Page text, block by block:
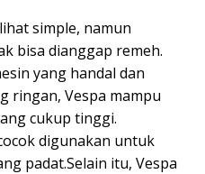
simple, namun
bisa dianggap remeh.
yang handal dan
ringan, Vespa mampu
cukup tinggi.
digunakan untuk
padat.Selain itu, Vespa